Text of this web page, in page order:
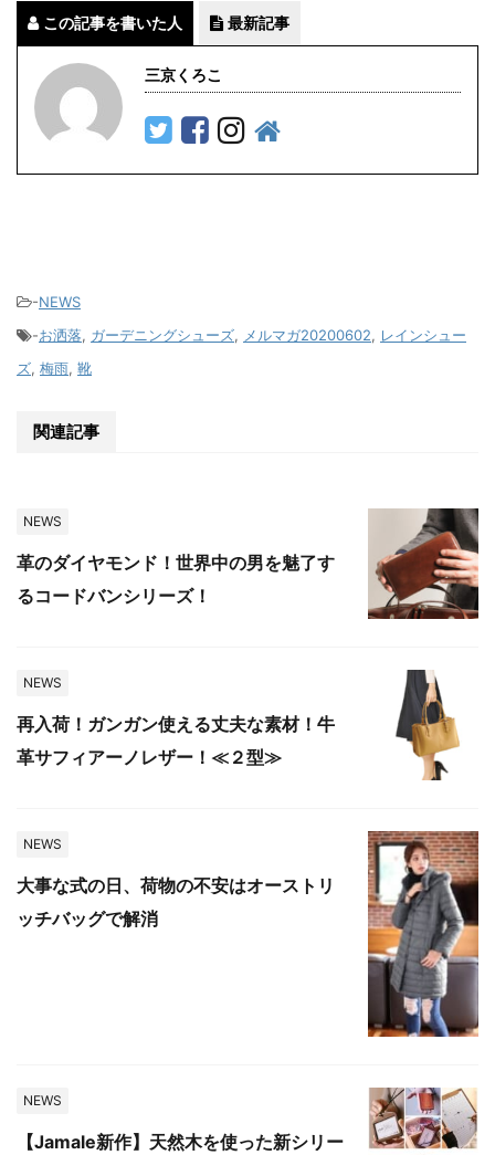
この記事を書いた人 最新記事
三京くろこ
-NEWS
-お洒落, ガーデニングシューズ, メルマガ20200602, レインシュー
ズ, 梅雨, 靴
関連記事
NEWS
革のダイヤモンド！世界中の男を魅了す
るコードバンシリーズ！
NEWS
再入荷！ガンガン使える丈夫な素材！牛
革サフィアーノレザー！≪２型≫
NEWS
大事な式の日、荷物の不安はオーストリ
ッチバッグで解消
NEWS
【Jamale新作】天然木を使った新シリー